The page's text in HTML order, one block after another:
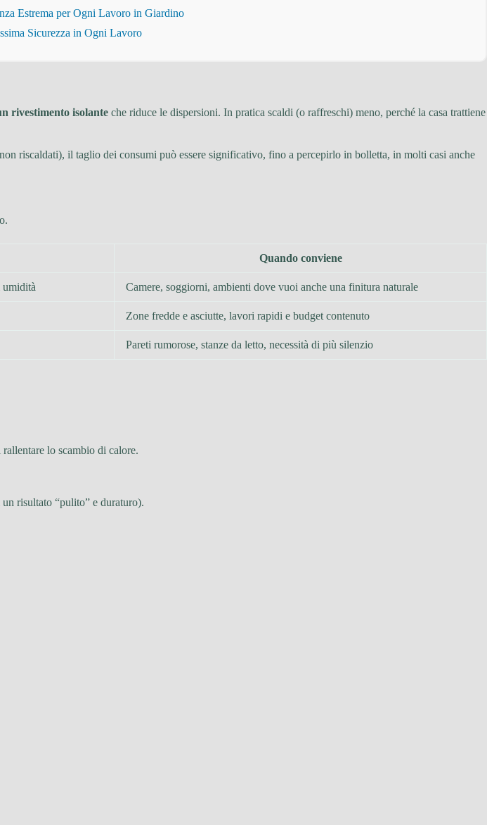
Estrema per Ogni Lavoro in Giardino
Sicurezza in Ogni Lavoro
rivestimento isolante che riduce le dispersioni. In pratica scaldi (o raffreschi) meno, perché la casa trattiene
riscaldati), il taglio dei consumi può essere significativo, fino a percepirlo in bolletta, in molti casi anche
Quando conviene
umidità Camere, soggiorni, ambienti dove vuoi anche una finitura naturale
Zone fredde e asciutte, lavori rapidi e budget contenuto
Pareti rumorose, stanze da letto, necessità di più silenzio
lo scambio di calore.
risultato “pulito” e duraturo).